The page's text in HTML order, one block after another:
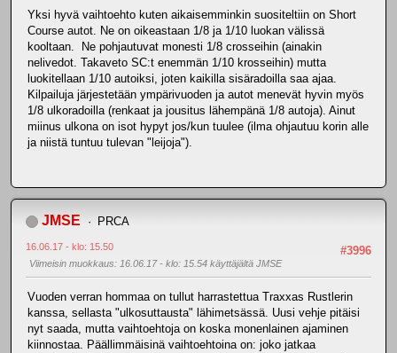
Yksi hyvä vaihtoehto kuten aikaisemminkin suositeltiin on Short
Course autot. Ne on oikeastaan 1/8 ja 1/10 luokan välissä
kooltaan. Ne pohjautuvat monesti 1/8 crosseihin (ainakin
nelivedot. Takaveto SC:t enemmän 1/10 krosseihin) mutta
luokitellaan 1/10 autoiksi, joten kaikilla sisäradoilla saa ajaa.
Kilpailuja järjestetään ympärivuoden ja autot menevät hyvin myös
1/8 ulkoradoilla (renkaat ja jousitus lähempänä 1/8 autoja). Ainut
miinus ulkona on isot hypyt jos/kun tuulee (ilma ohjautuu korin alle
ja niistä tuntuu tulevan "leijoja").
JMSE PRCA
#3996
16.06.17 - klo: 15.50
Viimeisin muokkaus: 16.06.17 - klo: 15.54 käyttäjältä JMSE
Vuoden verran hommaa on tullut harrastettua Traxxas Rustlerin
kanssa, sellasta "ulkosuttausta" lähimetsässä. Uusi vehje pitäisi
nyt saada, mutta vaihtoehtoja on koska monenlainen ajaminen
kiinnostaa. Päällimmäisinä vaihtoehtoina on: joko jatkaa